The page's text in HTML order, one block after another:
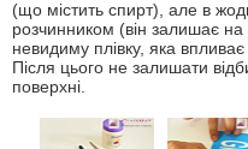
(що містить спирт), але в
розчинником (він залишає на
невидиму плівку, яка
Після цього не залишати
поверхні.